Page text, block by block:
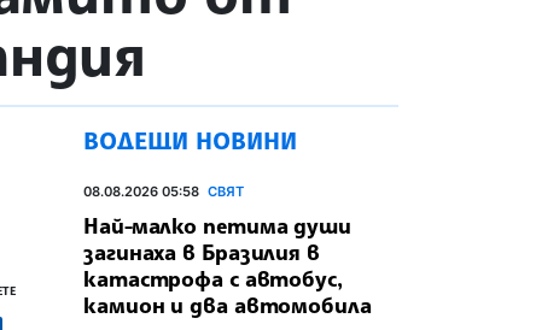
ВОДЕЩИ НОВИНИ
08.08.2026 05:58 СВЯТ
Най-малко петима души
загинаха в Бразилия в
катастрофа с автобус,
камион и два автомобила